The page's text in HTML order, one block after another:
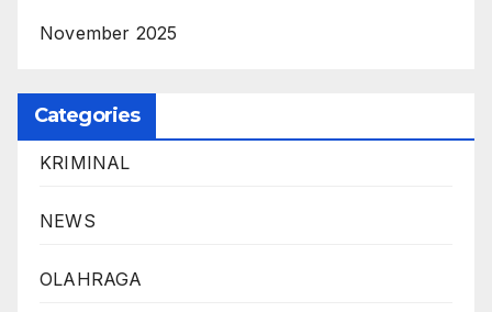
November 2025
Categories
KRIMINAL
NEWS
OLAHRAGA